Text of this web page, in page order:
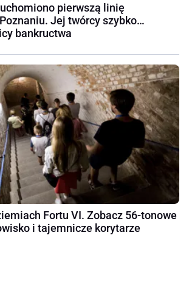
pierwszą linię
Jej twórcy szybko…
bankructwa
Fortu VI. Zobacz 56-tonowe
i tajemnicze korytarze